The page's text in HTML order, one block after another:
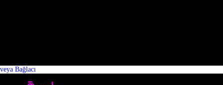
veya Bağlacı